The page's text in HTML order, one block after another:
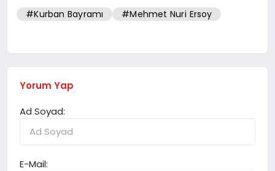
#Kurban Bayramı #Mehmet Nuri Ersoy
Yorum Yap
Ad Soyad:
E-Mail: